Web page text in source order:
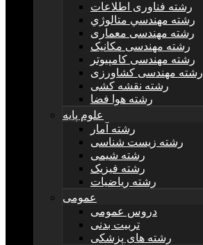
رشته فناوری اطلاعات
رشته مهندسي متالوژي
رشته مهندسی معماری
رشته مهندسی مکانیک
رشته مهندسی کامپیوتر
رشته مهندسی کشاورزی
رشته نقشه کشی
رشته هوا فضا
علوم پایه
رشته آمار
رشته زیست شناسی
رشته شیمی
رشته فیزیک
رشته ریاضیات
عمومی
دروس عمومی
تربیت بدنی
رشته های پزشکی